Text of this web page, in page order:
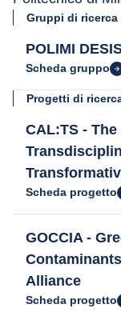
Gruppi di ricerca
POLIMI
Scheda gruppo
Progetti di
CAL:TS -
Scheda progetto
GOCCIA -
Alliance
Scheda progetto